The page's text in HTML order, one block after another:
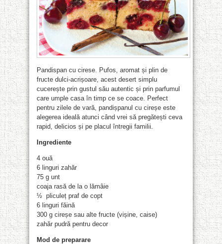
Pandispan cu cirese. Pufos, aromat și plin de
fructe dulci-acrișoare, acest desert simplu
cucerește prin gustul său autentic și prin parfumul
care umple casa în timp ce se coace. Perfect
pentru zilele de vară, pandișpanul cu cireșe este
alegerea ideală atunci când vrei să pregătești ceva
rapid, delicios și pe placul întregii familii.
Ingrediente
4 ouă
6 linguri zahăr
75 g unt
coaja rasă de la o lămâie
½ pliculeț praf de copt
6 linguri făină
300 g cireșe sau alte fructe (vișine, caise)
zahăr pudră pentru decor
Mod de preparare